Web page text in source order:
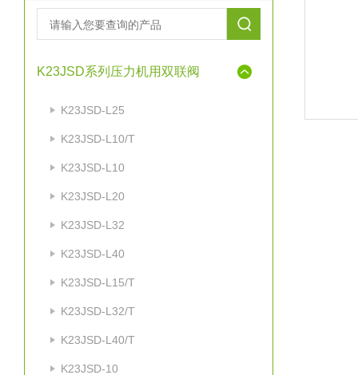
K23JSD系列压力机用双联阀
K23JSD-L25
K23JSD-L10/T
K23JSD-L10
K23JSD-L20
K23JSD-L32
K23JSD-L40
K23JSD-L15/T
K23JSD-L32/T
K23JSD-L40/T
K23JSD-10